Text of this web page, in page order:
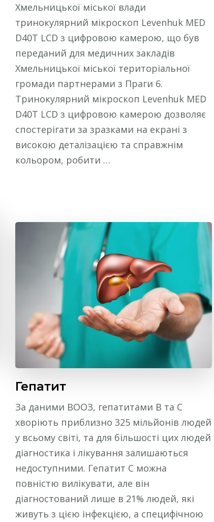
Хмельницької міської влади
тринокулярний мікроскоп Levenhuk MED
D40T LCD з цифровою камерою, що був
переданий для медичних закладів
Хмельницької міської територіальної
громади партнерами з Праги 6.
Тринокулярний мікроскоп Levenhuk MED
D40T LCD з цифровою камерою дозволяє
спостерігати за зразками на екрані з
високою деталізацією та справжнім
кольором, робити …
Гепатит
За даними ВООЗ, гепатитами В та С
хворіють приблизно 325 мільйонів людей
у всьому світі, та для більшості цих людей
діагностика і лікування залишаються
недоступними. Гепатит С можна
повністю вилікувати, але він
діагностований лише в 21% людей, які
живуть з цією інфекцією, а специфічною